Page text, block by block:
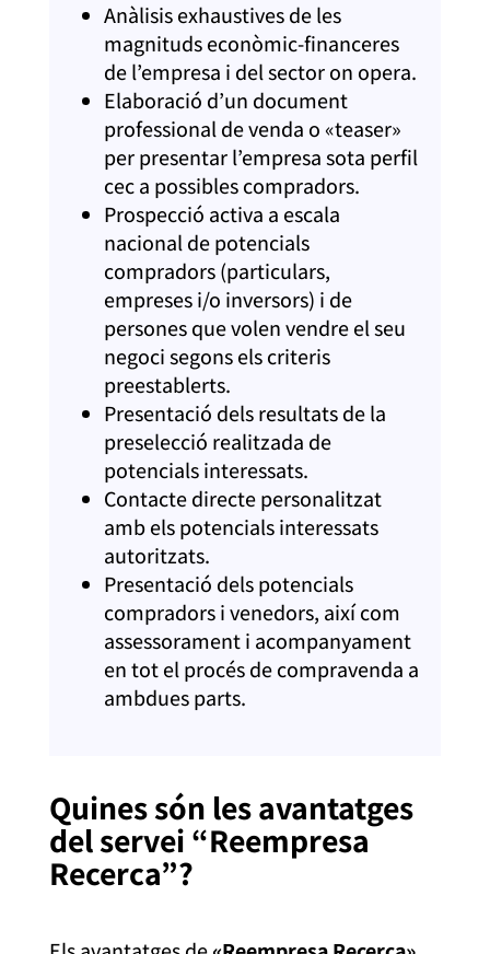
Anàlisis exhaustivesde les
magnituds econòmic-financeres
de l’empresa i del sector on opera.
Elaboració d’un document
professional de venda o «teaser»
per presentar l’empresa sota perfil
cec a possibles compradors.
Prospecció activa a escala
nacionalde potencials
compradors (particulars,
empreses i/o inversors) i de
persones que volen vendre el seu
negoci segons els criteris
preestablerts.
Presentació dels resultats de la
preselecció realitzada de
potencials interessats.
Contacte directe personalitzat
amb els potencials interessats
autoritzats.
Presentació dels potencials
compradors i venedors, així com
assessorament i acompanyament
en tot el procés de compravenda a
ambdues parts.
Quines són les avantatges
del servei “Reempresa
Recerca”?